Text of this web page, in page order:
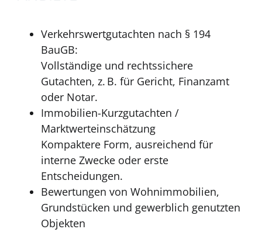
Verkehrswertgutachten nach § 194
BauGB:
Vollständige und rechtssichere
Gutachten, z. B. für Gericht, Finanzamt
oder Notar.
Immobilien-Kurzgutachten /
Marktwerteinschätzung
Kompaktere Form, ausreichend für
interne Zwecke oder erste
Entscheidungen.
Bewertungen von Wohnimmobilien,
Grundstücken und gewerblich genutzten
Objekten